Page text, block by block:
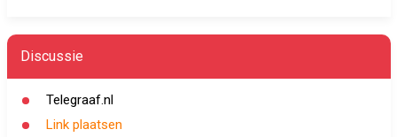
Discussie
Telegraaf.nl
Link plaatsen